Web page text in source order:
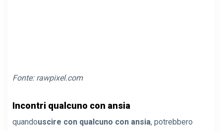
Fonte: rawpixel.com
Incontri qualcuno con ansia
quandouscire con qualcuno con ansia, potrebbero